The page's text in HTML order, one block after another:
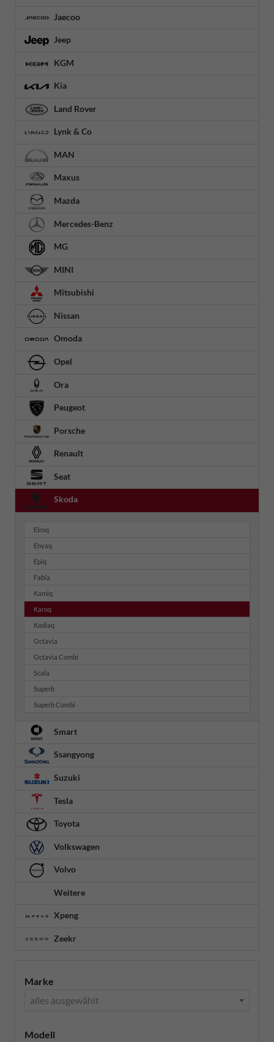
Jaecoo
Jeep
KGM
Kia
Land Rover
Lynk & Co
MAN
Maxus
Mazda
Mercedes-Benz
MG
MINI
Mitsubishi
Nissan
Omoda
Opel
Ora
Peugeot
Porsche
Renault
Seat
Skoda
Elroq
Enyaq
Epiq
Fabia
Kamiq
Karoq
Kodiaq
Octavia
Octavia Combi
Scala
Superb
Superb Combi
Smart
Ssangyong
Suzuki
Tesla
Toyota
Volkswagen
Volvo
Weitere
Xpeng
Zeekr
Marke
alles ausgewählt
Modell